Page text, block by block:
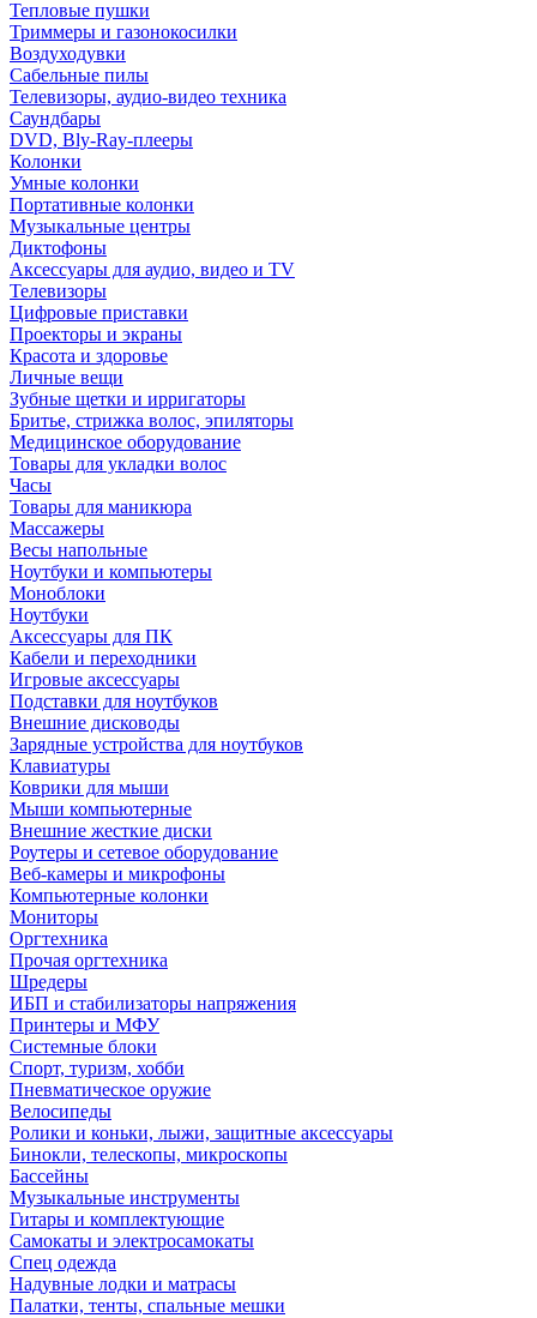
Тепловые пушки
Триммеры и газонокосилки
Воздуходувки
Сабельные пилы
Телевизоры, аудио-видео техника
Саундбары
DVD, Bly-Ray-плееры
Колонки
Умные колонки
Портативные колонки
Музыкальные центры
Диктофоны
Аксессуары для аудио, видео и TV
Телевизоры
Цифровые приставки
Проекторы и экраны
Красота и здоровье
Личные вещи
Зубные щетки и ирригаторы
Бритье, стрижка волос, эпиляторы
Медицинское оборудование
Товары для укладки волос
Часы
Товары для маникюра
Массажеры
Весы напольные
Ноутбуки и компьютеры
Моноблоки
Ноутбуки
Аксессуары для ПК
Кабели и переходники
Игровые аксессуары
Подставки для ноутбуков
Внешние дисководы
Зарядные устройства для ноутбуков
Клавиатуры
Коврики для мыши
Мыши компьютерные
Внешние жесткие диски
Роутеры и сетевое оборудование
Веб-камеры и микрофоны
Компьютерные колонки
Мониторы
Оргтехника
Прочая оргтехника
Шредеры
ИБП и стабилизаторы напряжения
Принтеры и МФУ
Системные блоки
Спорт, туризм, хобби
Пневматическое оружие
Велосипеды
Ролики и коньки, лыжи, защитные аксессуары
Бинокли, телескопы, микроскопы
Бассейны
Музыкальные инструменты
Гитары и комплектующие
Самокаты и электросамокаты
Спец одежда
Надувные лодки и матрасы
Палатки, тенты, спальные мешки